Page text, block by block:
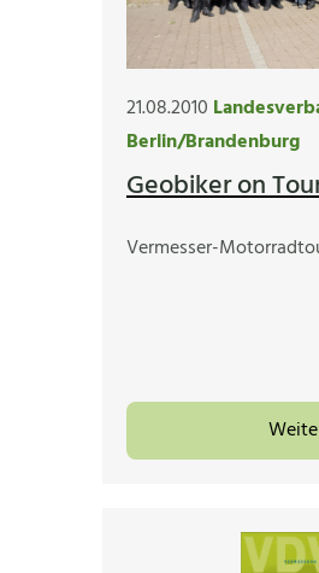
21.08.2010
Berlin/Brandenburg
Geobiker on
Vermesser-